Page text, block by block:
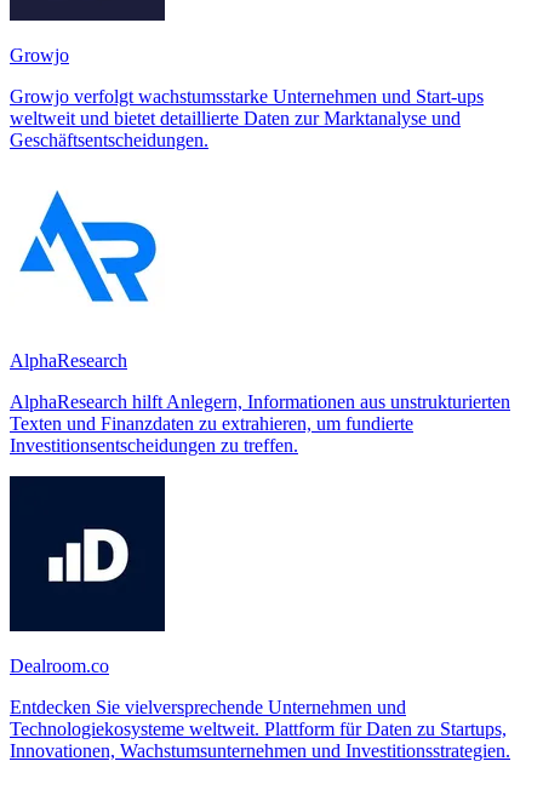
Growjo
Growjo verfolgt wachstumsstarke Unternehmen und Start-ups
weltweit und bietet detaillierte Daten zur Marktanalyse und
Geschäftsentscheidungen.
AlphaResearch
AlphaResearch hilft Anlegern, Informationen aus unstrukturierten
Texten und Finanzdaten zu extrahieren, um fundierte
Investitionsentscheidungen zu treffen.
Dealroom.co
Entdecken Sie vielversprechende Unternehmen und
Technologiekosysteme weltweit. Plattform für Daten zu Startups,
Innovationen, Wachstumsunternehmen und Investitionsstrategien.